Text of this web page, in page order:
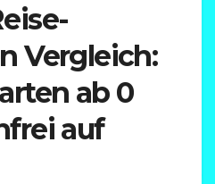
Vergleich:
ab 0
auf